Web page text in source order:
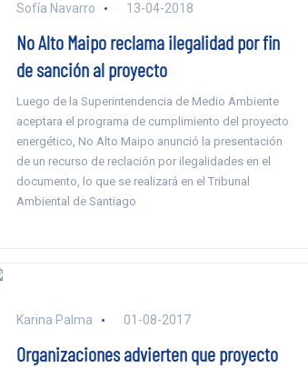
Sofía Navarro 13-04-2018
No Alto Maipo reclama ilegalidad por fin
de sanción al proyecto
Luego de la Superintendencia de Medio Ambiente
aceptara el programa de cumplimiento del proyecto
energético, No Alto Maipo anunció la presentación
de un recurso de reclación por ilegalidades en el
documento, lo que se realizará en el Tribunal
Ambiental de Santiago
Karina Palma 01-08-2017
Organizaciones advierten que proyecto